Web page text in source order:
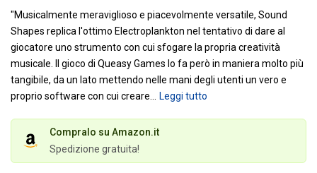
"Musicalmente meraviglioso e piacevolmente versatile, Sound
Shapes replica l'ottimo Electroplankton nel tentativo di dare al
giocatore uno strumento con cui sfogare la propria creatività
musicale. Il gioco di Queasy Games lo fa però in maniera molto più
tangibile, da un lato mettendo nelle mani degli utenti un vero e
proprio software con cui creare
Leggi tutto
Compralo su Amazon.it
Spedizione gratuita!